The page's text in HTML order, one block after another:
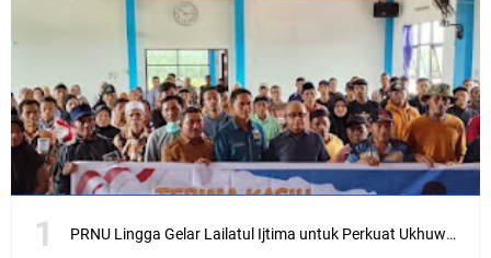
PRNU Lingga Gelar Lailatul Ijtima untuk Perkuat Ukhuwah dan Syiar Keagamaan